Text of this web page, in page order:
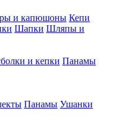
и капюшоны Кепи
Шапки Шляпы и
и кепки Панамы
Панамы Ушанки